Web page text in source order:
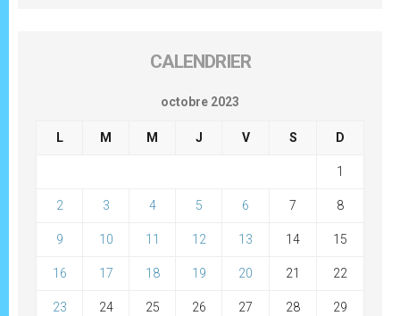
CALENDRIER
octobre 2023
L M M J V S D
1
2 3 4 5 6 7 8
9 10 11 12 13 14 15
16 17 18 19 20 21 22
23 24 25 26 27 28 29